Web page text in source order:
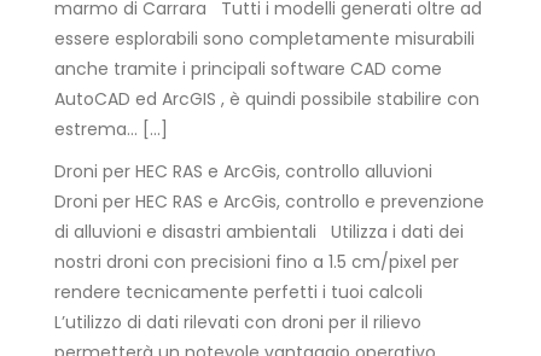
marmo di Carrara Tutti i modelli generati oltre ad
essere esplorabili sono completamente misurabili
anche tramite i principali software CAD come
AutoCAD ed ArcGIS , è quindi possibile stabilire con
estrema… […]
Droni per HEC RAS e ArcGis, controllo alluvioni
Droni per HEC RAS e ArcGis, controllo e prevenzione
di alluvioni e disastri ambientali Utilizza i dati dei
nostri droni con precisioni fino a 1.5 cm/pixel per
rendere tecnicamente perfetti i tuoi calcoli
L’utilizzo di dati rilevati con droni per il rilievo